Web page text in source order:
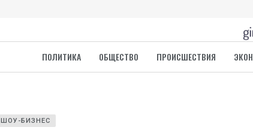
ПОЛИТИКА ОБЩЕСТВО ПРОИСШЕСТВИЯ
ШОУ-БИЗНЕС